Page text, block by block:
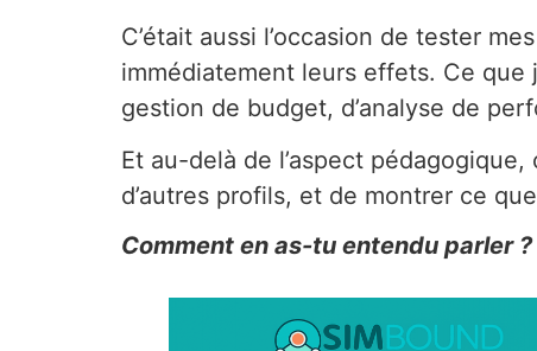
C’était aussi l’occasion de tester
immédiatement leurs effets. Ce que
gestion de budget, d’analyse de
Et au-delà de l’aspect
d’autres profils, et de montrer ce
Comment en as-tu entendu parler ?